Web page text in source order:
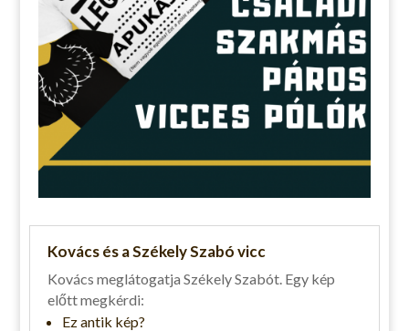
Kovács és a Székely Szabó vicc
Kovács meglátogatja Székely Szabót. Egy kép
előtt megkérdi:
Ez antik kép?